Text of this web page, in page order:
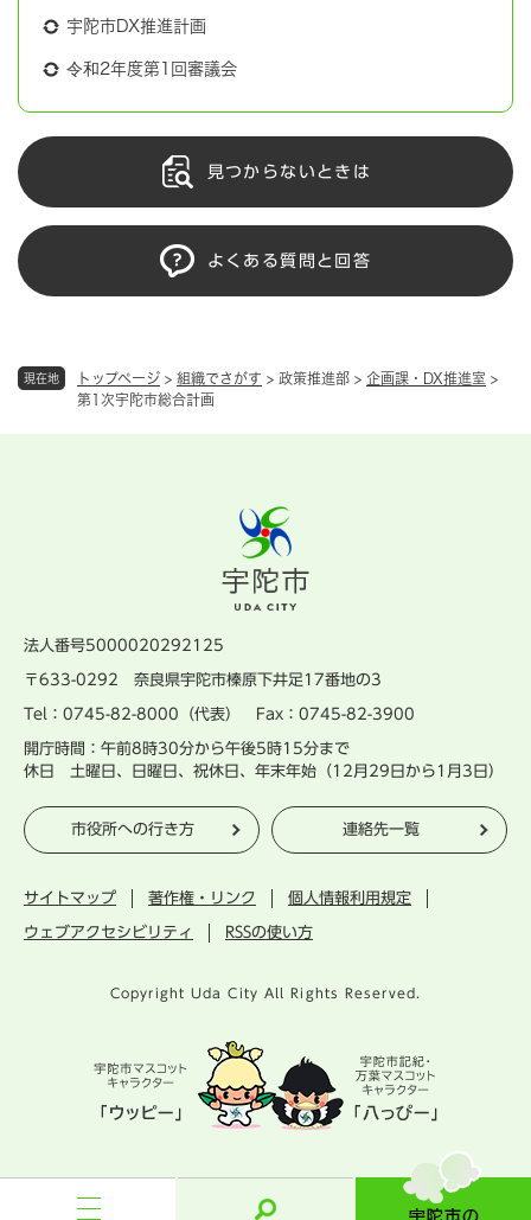
陀
市
現在地 トップページ > 組織でさがす > 政策推進部 > 企画課・DX推進室 >
第1次宇陀市総合計画
宇陀市DX推進計画
令和2年度第1回審議会
見つからないときは
よくある質問と回答
法人番号5000020292125
〒633-0292 奈良県宇陀市榛原下井足17番地の3
Tel：0745-82-8000（代表） Fax：0745-82-3900
開庁時間：午前8時30分から午後5時15分まで
休日 土曜日、日曜日、祝休日、年末年始（12月29日から1月3日）
市役所への行き方 連絡先一覧
サイトマップ 著作権・リンク 個人情報利用規定
ウェブアクセシビリティ RSSの使い方
Copyright Uda City All Rights Reserved.